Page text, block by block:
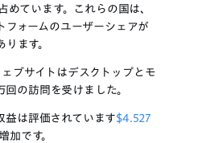
ています。これらの国は、
フォームのユーザーシェアが
ます。
ブサイトはデスクトップとモ
回の訪問を受けました。
益は評価されています$4.527
加です。